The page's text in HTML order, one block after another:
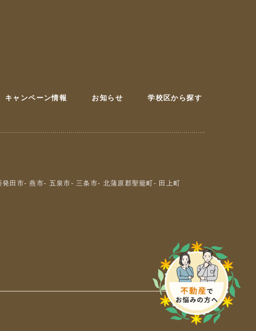
キャンペーン情報 お知らせ 学校区から探す
発田市- 燕市- 五泉市- 三条市- 北蒲原郡聖籠町- 田上町